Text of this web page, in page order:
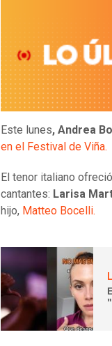
Este lunes, Andrea
en el Festival de Viña.
El tenor italiano
cantantes: Larisa
hijo, Matteo Bocelli.